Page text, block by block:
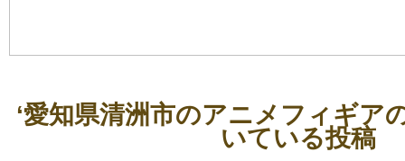
‘愛知県清洲市のアニメフィギア
いている投稿